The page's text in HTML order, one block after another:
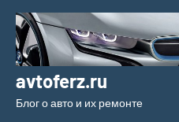
Перейти
содержимому
avtoferz.ru
Блог о авто и их ремонте